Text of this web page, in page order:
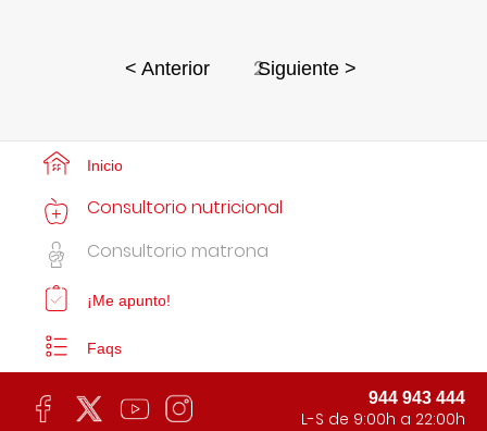
< Anterior 2Siguiente >
Inicio
Consultorio nutricional
Consultorio matrona
¡Me apunto!
Faqs
944 943 444
L-S de 9:00h a 22:00h